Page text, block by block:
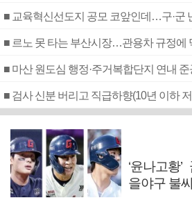
■ 교육혁신선도지 공모 코앞인데…구·군
■ 르노 못 타는 부산시장…관용차 규정에
■ 마산 원도심 행정·주거복합단지 연내
‘윤나고황
을야구 불